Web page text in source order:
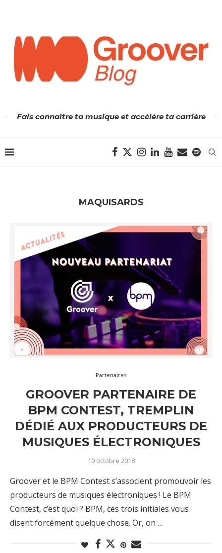
Fais connaître ta musique et accélère ta carrière
MAQUISARDS
Partenaires
GROOVER PARTENAIRE DE
BPM CONTEST, TREMPLIN
DÉDIÉ AUX PRODUCTEURS DE
MUSIQUES ÉLECTRONIQUES
10 octobre 2018
Groover et le BPM Contest s’associent promouvoir les
producteurs de musiques électroniques ! Le BPM
Contest, c’est quoi ? BPM, ces trois initiales vous
disent forcément quelque chose. Or, on …